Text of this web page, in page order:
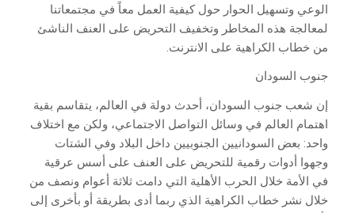
الوعي وتسهيل الحوار حول كيفية العمل معاً في مجتمعاتنا
لمعالجة هذه المخاطر وتخفيف التحريض على العنف الناشئ
من خطاب الكراهية على الانترنت.
جنوب السودان
إن شعب جنوب السودان، أحدث دولة في العالم، يتقاسم بقية
اهتمام العالم في وسائل التواصل الاجتماعي، ولكن مع اختلاف
واحد: بعض السودانيين الجنوبيين داخل البلاد وفي الشتات
وجهوا أدوات رقمية للتحريض على العنف على أسس عرقية
في الأمة خلال الحرب الأهلية التي دامت ثلاثة أعوام ونصف من
خلال نشر خطاب الكراهية الذي ربما أدى بطريقة أو بأخرى إلى